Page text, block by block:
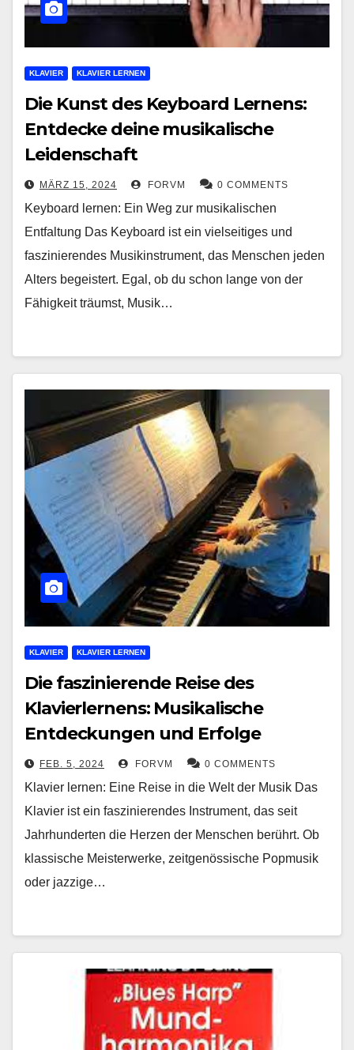
KLAVIER KLAVIER LERNEN
Die Kunst des Keyboard Lernens:
Entdecke deine musikalische
Leidenschaft
MÄRZ 15, 2024 FORVM 0 COMMENTS
Keyboard lernen: Ein Weg zur musikalischen
Entfaltung Das Keyboard ist ein vielseitiges und
faszinierendes Musikinstrument, das Menschen jeden
Alters begeistert. Egal, ob du schon lange von der
Fähigkeit träumst, Musik…
KLAVIER KLAVIER LERNEN
Die faszinierende Reise des
Klavierlernens: Musikalische
Entdeckungen und Erfolge
FEB. 5, 2024 FORVM 0 COMMENTS
Klavier lernen: Eine Reise in die Welt der Musik Das
Klavier ist ein faszinierendes Instrument, das seit
Jahrhunderten die Herzen der Menschen berührt. Ob
klassische Meisterwerke, zeitgenössische Popmusik
oder jazzige…